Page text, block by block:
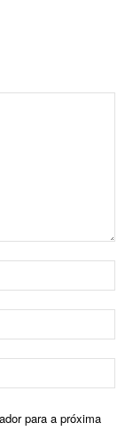
para a próxima